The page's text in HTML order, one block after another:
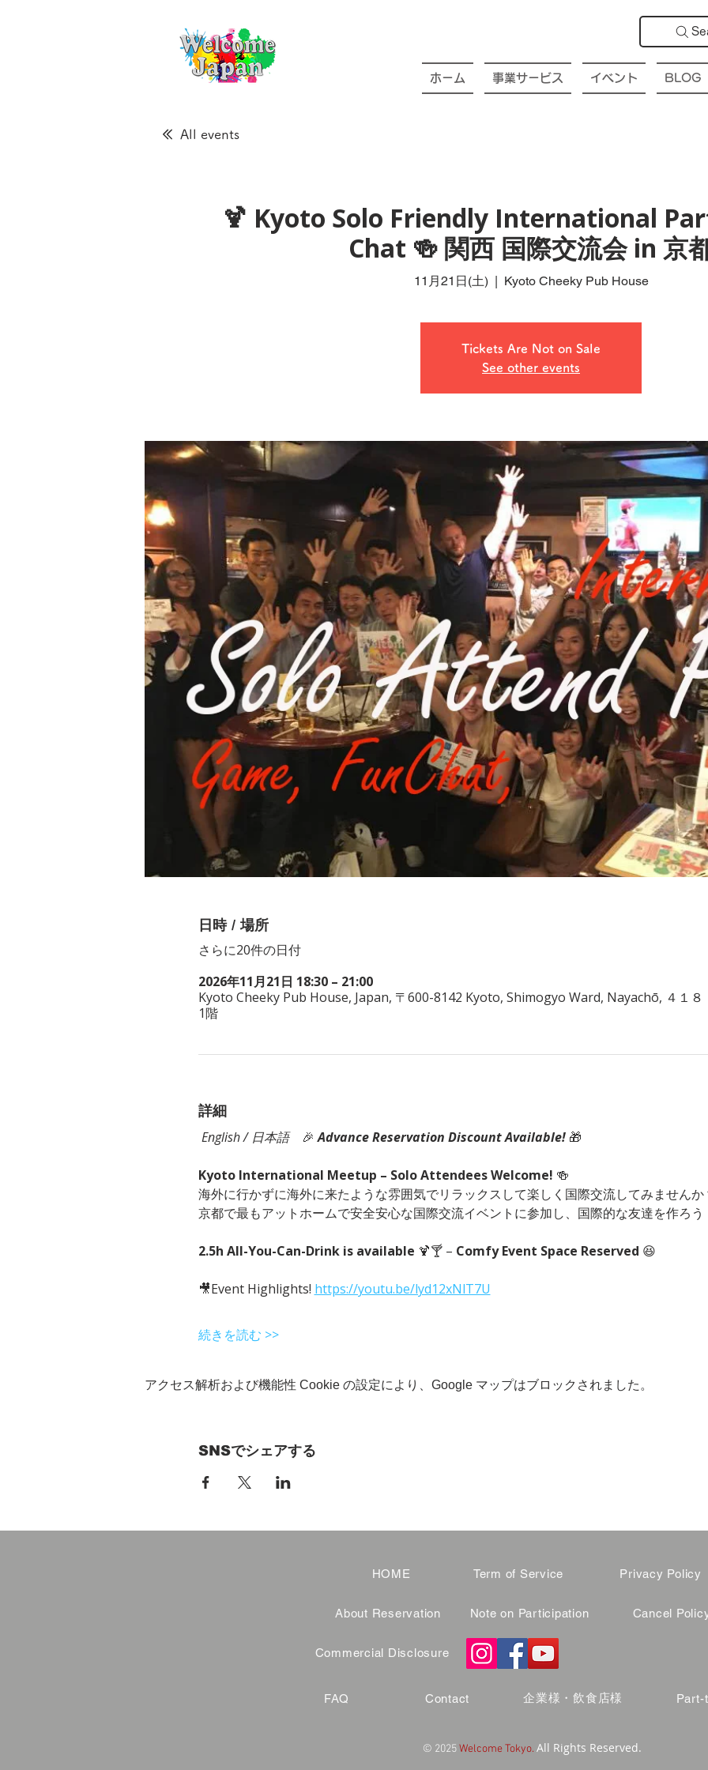
ホーム 事業サービス イベント BLOG
All events
🍹 Kyoto Solo Friendly International
Chat 🍻 関西 国際交流会 in 京
11月21日(土)
  |
Kyoto Cheeky Pub House
Tickets Are Not on Sale
See other events
日時 / 場所
さらに20件の日付
2026年11月21日 18:30 – 21:00
Kyoto Cheeky Pub House, Japan, 〒600-8142 Kyoto, Shimogyo Ward, Nayachō, ４１８
1階
詳細
English / 日本語 🎉 Advance Reservation Discount Available! 🎁
Kyoto International Meetup – Solo Attendees Welcome! 🍻
海外に行かずに海外に来たような雰囲気でリラックスして楽しく国際交流してみませんか
京都で最もアットホームで安全安心な国際交流イベントに参加し、国際的な友達を作ろう
2.5h All-You-Can-Drink is available 🍹🍸 – Comfy Event Space Reserved 😆
🎥Event Highlights! https://youtu.be/lyd12xNlT7U
続きを読む >>
アクセス解析および機能性 Cookie の設定により、Google マップはブロックされました。
SNSでシェアする
HOME
About Reservation
Term of Service
Note on Participation
Privacy Policy
Cancel
Commercial Disclosure
FAQ Contact 企業様・飲食店様 Part-
© 2025Welcome Tokyo. All Rights Reserved.